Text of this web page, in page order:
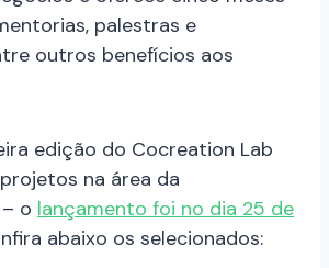
palestras e
outros benefícios aos
edição do Cocreation Lab
na área da
o lançamento foi no dia 25 de
abaixo os selecionados: